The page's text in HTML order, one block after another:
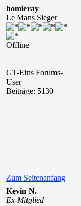
homieray
Le Mans Sieger
Offline
GT-Eins Forums-
User
Beiträge: 5130
Zum Seitenanfang
Kevin N.
Ex-Mitglied